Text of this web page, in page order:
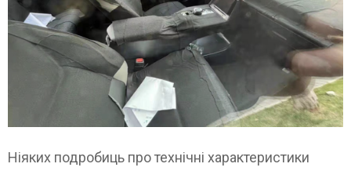
Ніяких подробиць про технічні характеристики